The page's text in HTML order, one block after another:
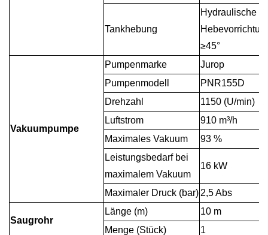
Tankhebung
Hydraulische
≥45°
Vakuumpumpe
Pumpenmarke
Jurop
Pumpenmodell
PNR155D
Drehzahl
1150 (U/min)
Luftstrom
910 m³/h
Maximales Vakuum
93 %
Leistungsbedarf bei
maximalem Vakuum
16 kW
Maximaler Druck (bar) 2,5 Abs
Saugrohr
Länge (m)
10 m
Menge (Stück)
1